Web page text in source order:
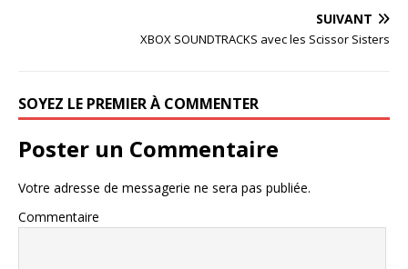
SUIVANT
XBOX SOUNDTRACKS avec les Scissor Sisters
SOYEZ LE PREMIER À COMMENTER
Poster un Commentaire
Votre adresse de messagerie ne sera pas publiée.
Commentaire